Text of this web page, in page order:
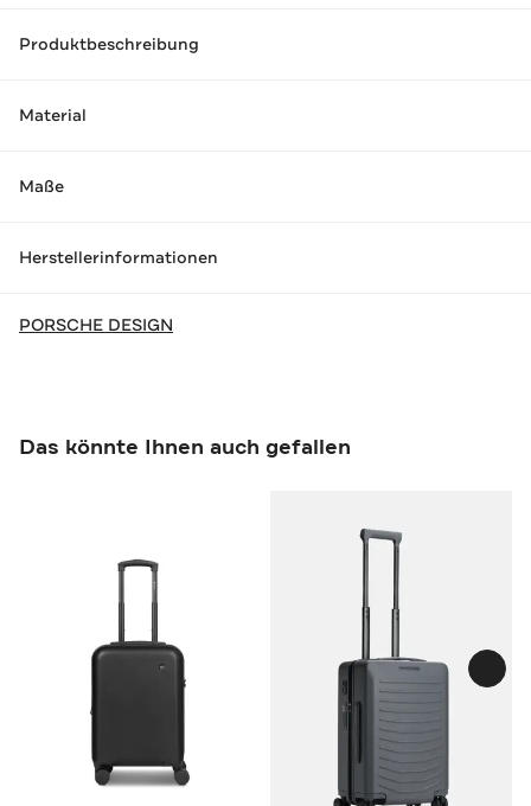
Produktbeschreibung
Material
Maße
Herstellerinformationen
PORSCHE DESIGN
Das könnte Ihnen auch gefallen